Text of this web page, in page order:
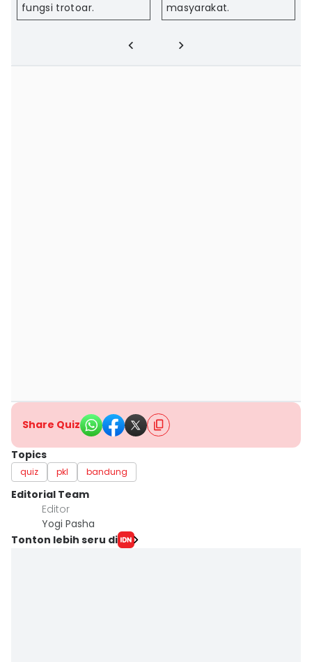
fungsi trotoar.
masyarakat.
Share Quiz
Topics
quiz pkl bandung
Editorial Team
Editor
Yogi Pasha
Tonton lebih seru di